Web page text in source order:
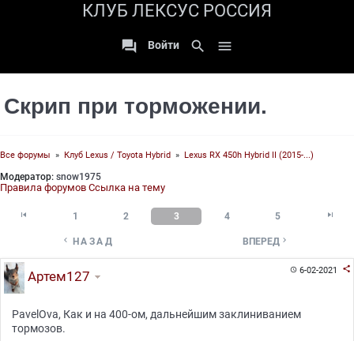
КЛУБ ЛЕКСУС РОССИЯ
 Войти search 
Скрип при торможении.
Все форумы » Клуб Lexus / Toyota Hybrid » Lexus RX 450h Hybrid II (2015-...)
Модератор: snow1975
Правила форумов Ссылка на тему
 1 2 3 4 5 
 НАЗАД ВПЕРЕД 
6-02-2021 
Артем127
PavelOva, Как и на 400-ом, дальнейшим заклиниванием
тормозов.